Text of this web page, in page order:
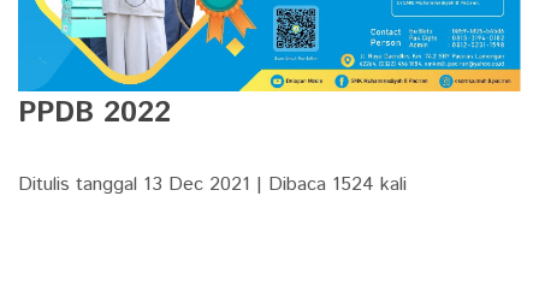
PPDB 2022
Ditulis tanggal 13 Dec 2021 | Dibaca 1524 kali